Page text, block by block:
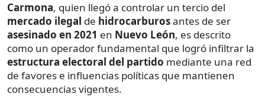
Carmona, quien llegó a controlar un tercio del
mercado ilegal de hidrocarburosantes de ser
asesinado en 2021 en Nuevo León, es descrito
como un operador fundamental que logró infiltrar la
estructura electoral del partido mediante una red
de favores e influencias políticas que mantienen
consecuencias vigentes.